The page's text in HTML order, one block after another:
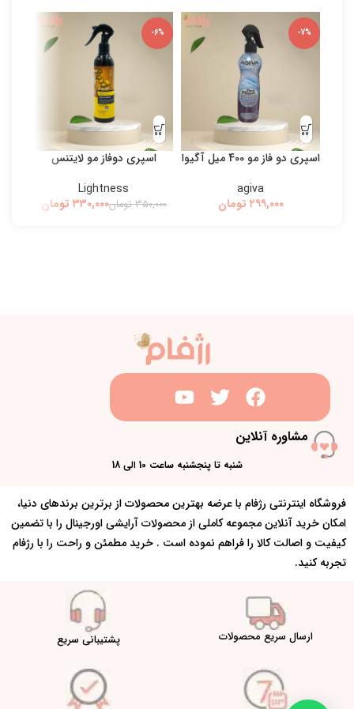
-7%
اسپری دو فاز مو 400 میل آگیوا
agiva
تومان
-6%
اسپری دوفاز مو لایتنس
Lightness
۳۵۰,۰۰۰ تومان۳۳۰,۰۰۰ تومان
مشاوره آنلاین
شنبه تا پنجشنبه ساعت 10 الی 18
فروشگاه اینترنتی رژفام با عرضه بهترین محصولات از برترین برندهای دنیا،
امکان خرید آنلاین مجموعه کاملی از محصولات آرایشی اورجینال را با تضمین
کیفیت و اصالت کالا را فراهم نموده است . خرید مطمئن و راحت را با رژفام
تجربه کنید.
ارسال سریع محصولات پشتیبانی سریع